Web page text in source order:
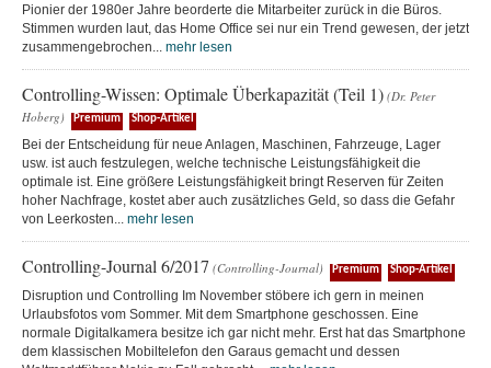
Pionier der 1980er Jahre beorderte die Mitarbeiter zurück in die Büros.
Stimmen wurden laut, das Home Office sei nur ein Trend gewesen, der jetzt
zusammengebrochen... mehr lesen
Controlling-Wissen: Optimale Überkapazität (Teil 1) (Dr. Peter
Hoberg)
Premium Shop-Artikel
Bei der Entscheidung für neue Anlagen, Maschinen, Fahrzeuge, Lager
usw. ist auch festzulegen, welche technische Leistungsfähigkeit die
optimale ist. Eine größere Leistungsfähigkeit bringt Reserven für Zeiten
hoher Nachfrage, kostet aber auch zusätzliches Geld, so dass die Gefahr
von Leerkosten... mehr lesen
Controlling-Journal 6/2017 (Controlling-Journal) Premium Shop-Artikel
Disruption und Controlling Im November stöbere ich gern in meinen
Urlaubsfotos vom Sommer. Mit dem Smartphone geschossen. Eine
normale Digitalkamera besitze ich gar nicht mehr. Erst hat das Smartphone
dem klassischen Mobiltelefon den Garaus gemacht und dessen